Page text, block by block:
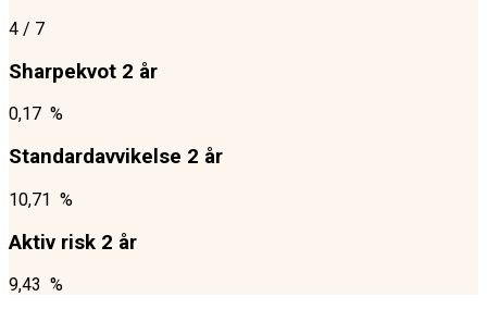
4 / 7
Sharpekvot 2 år
0,17 %
Standardavvikelse 2 år
10,71 %
Aktiv risk 2 år
9,43 %